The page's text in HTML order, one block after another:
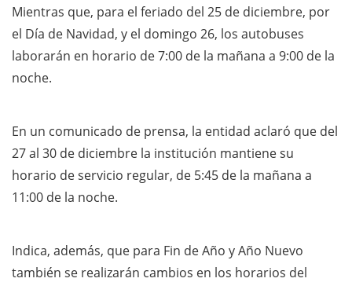
Mientras que, para el feriado del 25 de diciembre, por
el Día de Navidad, y el domingo 26, los autobuses
laborarán en horario de 7:00 de la mañana a 9:00 de la
noche.
En un comunicado de prensa, la entidad aclaró que del
27 al 30 de diciembre la institución mantiene su
horario de servicio regular, de 5:45 de la mañana a
11:00 de la noche.
Indica, además, que para Fin de Año y Año Nuevo
también se realizarán cambios en los horarios del